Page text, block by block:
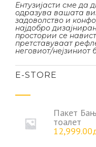
Ентузијасти сме да
одразува вашата
задоволство и
најдобро
простории се
претставуваат
неговиот/нејзиниот
Е-STORE
Пакет
тоалет
12,999.00